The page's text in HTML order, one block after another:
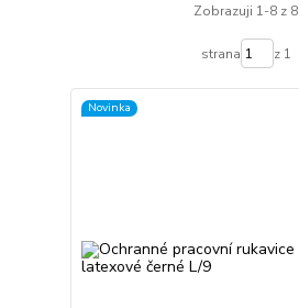
Zobrazuji 1-8 z 8
strana z 1
Novinka